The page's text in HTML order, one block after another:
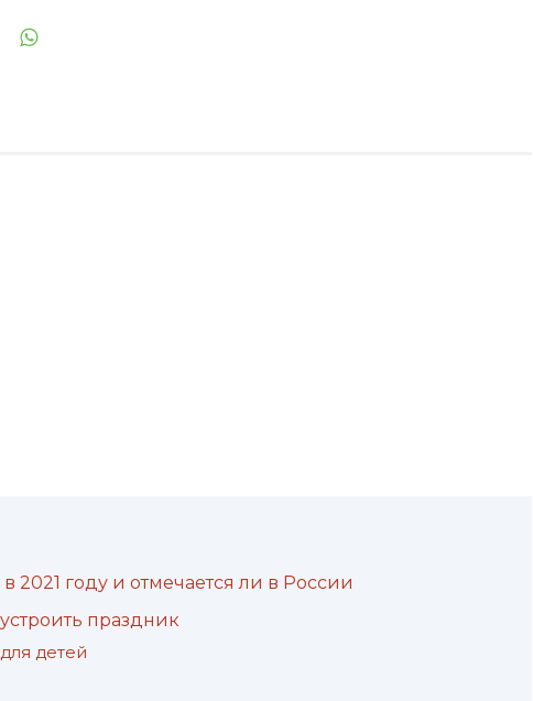
2021 году и отмечается ли в России
праздник
детей